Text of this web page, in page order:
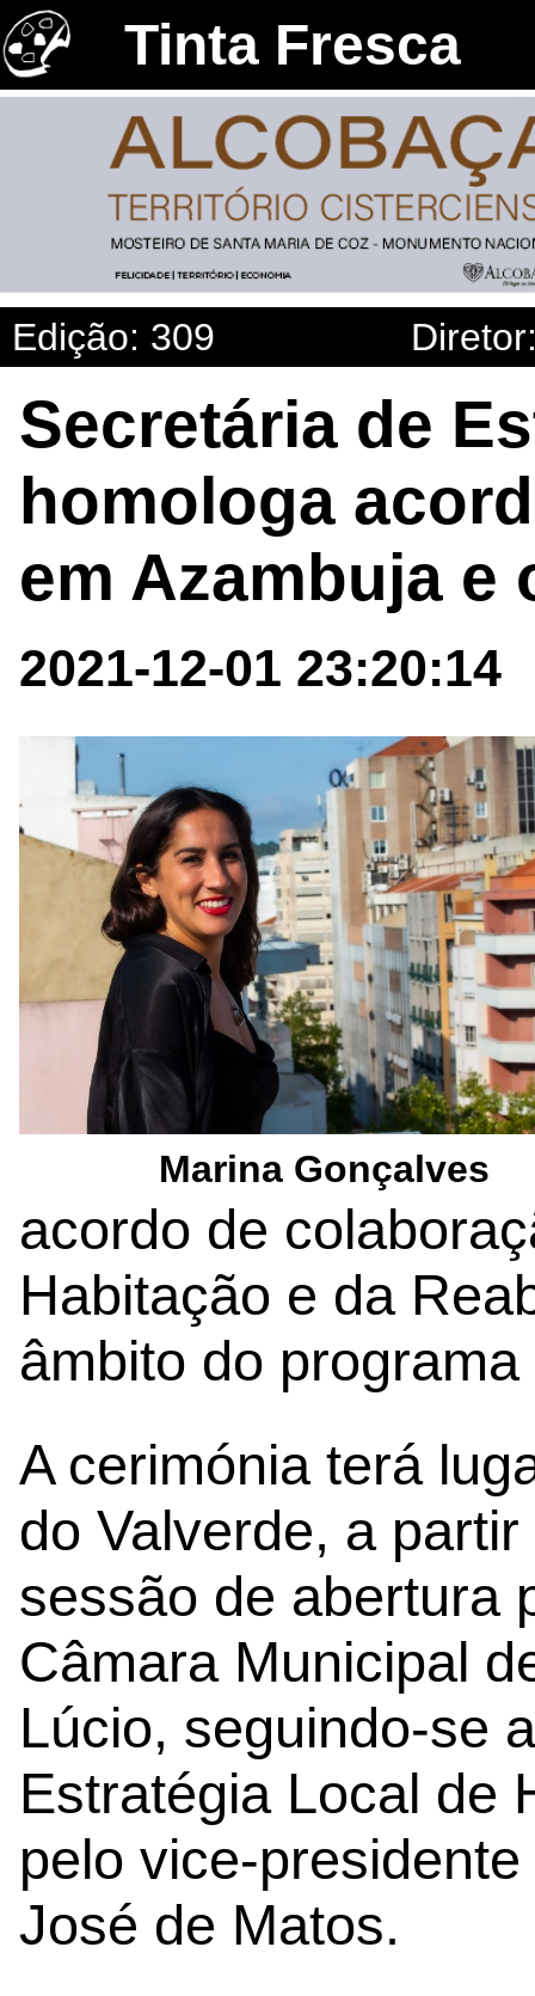
Tinta Fresca
Edição: 309
Secretária de
homologa
em Azambuja e
2021-12-01 23:20:14
Marina Gonçalves
acordo de
Habitação e da
âmbito do programa
A cerimónia terá
do Valverde, a
sessão de abertura
Câmara Municipal
Lúcio, seguindo-se
Estratégia Local de
pelo vice-
José de Matos.